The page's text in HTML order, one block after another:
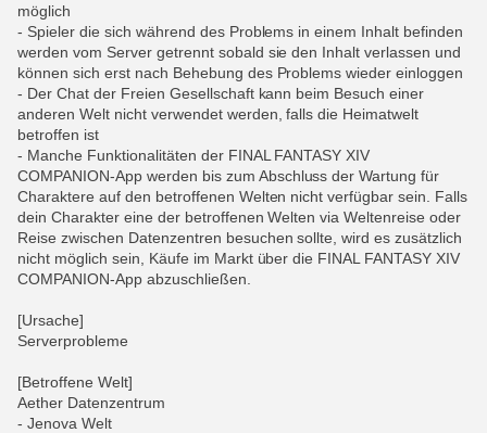
möglich
- Spieler die sich während des Problems in einem Inhalt befinden
werden vom Server getrennt sobald sie den Inhalt verlassen und
können sich erst nach Behebung des Problems wieder einloggen
- Der Chat der Freien Gesellschaft kann beim Besuch einer
anderen Welt nicht verwendet werden, falls die Heimatwelt
betroffen ist
- Manche Funktionalitäten der FINAL FANTASY XIV
COMPANION-App werden bis zum Abschluss der Wartung für
Charaktere auf den betroffenen Welten nicht verfügbar sein. Falls
dein Charakter eine der betroffenen Welten via Weltenreise oder
Reise zwischen Datenzentren besuchen sollte, wird es zusätzlich
nicht möglich sein, Käufe im Markt über die FINAL FANTASY XIV
COMPANION-App abzuschließen.
[Ursache]
Serverprobleme
[Betroffene Welt]
Aether Datenzentrum
- Jenova Welt